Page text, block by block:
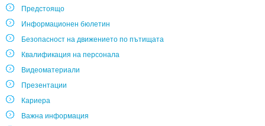
Предстоящо
Информационен бюлетин
Безопасност на движението по пътищата
Квалификация на персонала
Видеоматериали
Презентации
Кариера
Важна информация